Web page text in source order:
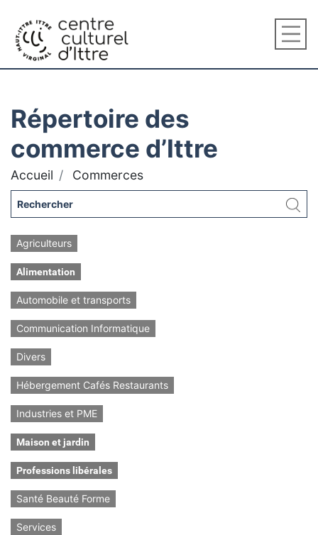
Répertoire des
commerce d’Ittre
Accueil Commerces
Agriculteurs
Alimentation
Automobile et transports
Communication Informatique
Divers
Hébergement Cafés Restaurants
Industries et PME
Maison et jardin
Professions libérales
Santé Beauté Forme
Services